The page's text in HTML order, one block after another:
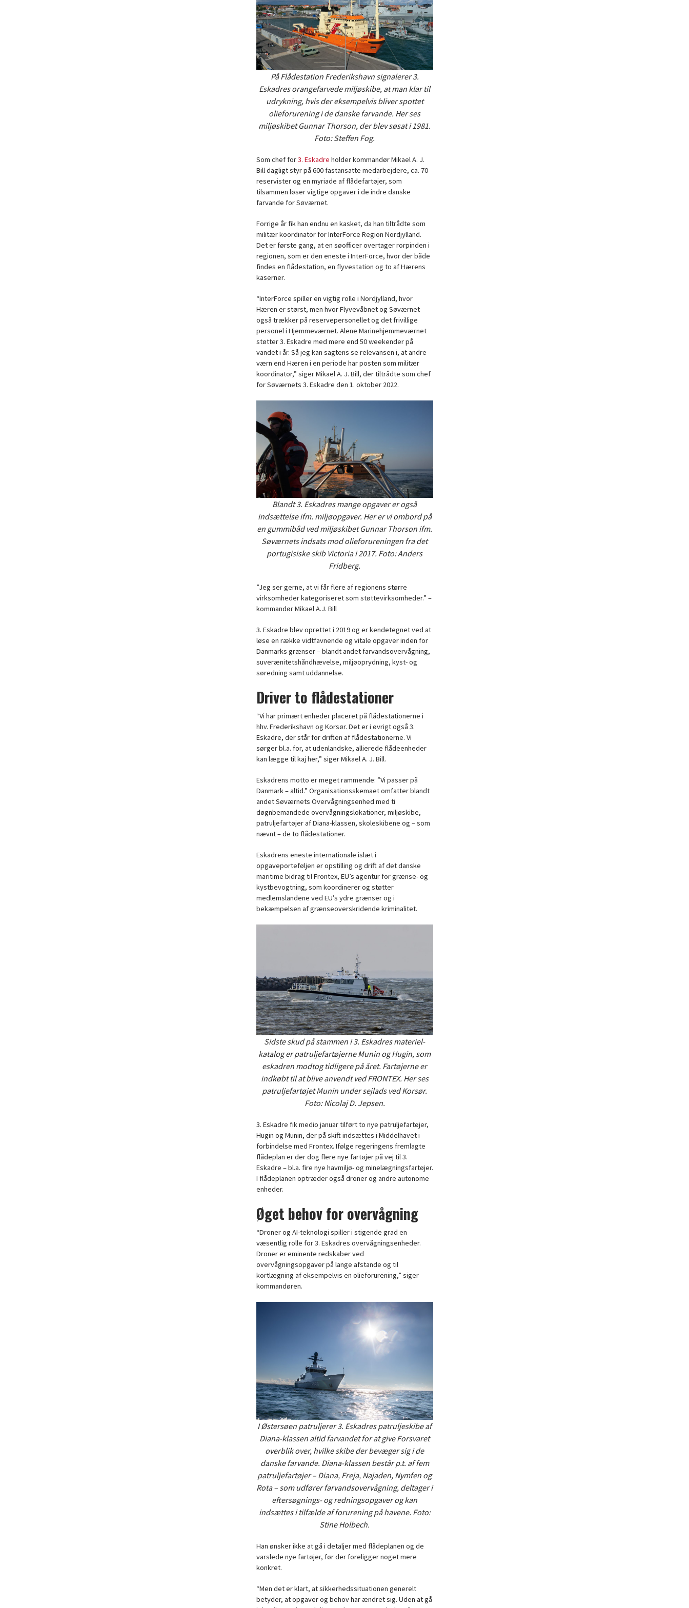
På Flådestation Frederikshavn signalerer 3.
Eskadres orangefarvede miljøskibe, at man klar til
udrykning, hvis der eksempelvis bliver spottet
olieforurening i de danske farvande. Her ses
miljøskibet Gunnar Thorson, der blev søsat i 1981.
Foto: Steffen Fog.
Som chef for3. Eskadre holder kommandør Mikael A. J.
Bill dagligt styr på 600 fastansatte medarbejdere, ca. 70
reservister og en myriade af flådefartøjer, som
tilsammen løser vigtige opgaver i de indre danske
farvande for Søværnet.
Forrige år fik han endnu en kasket, da han tiltrådte som
militær koordinator for InterForce Region Nordjylland.
Det er første gang, at en søofficer overtager rorpinden i
regionen, som er den eneste i InterForce, hvor der både
findes en flådestation, en flyvestation og to af Hærens
kaserner.
“InterForce spiller en vigtig rolle i Nordjylland, hvor
Hæren er størst, men hvor Flyvevåbnet og Søværnet
også trækker på reservepersonellet og det frivillige
personel i Hjemmeværnet. Alene Marinehjemmeværnet
støtter 3. Eskadre med mere end 50 weekender på
vandet i år. Så jeg kan sagtens se relevansen i, at andre
værn end Hæren i en periode har posten som militær
koordinator,” siger Mikael A. J. Bill, der tiltrådte som chef
for Søværnets 3. Eskadre den 1. oktober 2022.
Blandt 3. Eskadres mange opgaver er også
indsættelse ifm. miljøopgaver. Her er vi ombord på
en gummibåd ved miljøskibet Gunnar Thorson ifm.
Søværnets indsats mod olieforureningen fra det
portugisiske skib Victoria i 2017. Foto: Anders
Fridberg.
”Jeg ser gerne, at vi får flere af regionens større
virksomheder kategoriseret som støttevirksomheder.” –
kommandør Mikael A.J. Bill
3. Eskadre blev oprettet i 2019 og er kendetegnet ved at
løse en række vidtfavnende og vitale opgaver inden for
Danmarks grænser – blandt andet farvandsovervågning,
suverænitetshåndhævelse, miljøoprydning, kyst- og
søredning samt uddannelse.
Driver to flådestationer
“Vi har primært enheder placeret på flådestationerne i
hhv. Frederikshavn og Korsør. Det er i øvrigt også 3.
Eskadre, der står for driften af flådestationerne. Vi
sørger bl.a. for, at udenlandske, allierede flådeenheder
kan lægge til kaj her,” siger Mikael A. J. Bill.
Eskadrens motto er meget rammende: ”Vi passer på
Danmark – altid.” Organisationsskemaet omfatter blandt
andet Søværnets Overvågningsenhed med ti
døgnbemandede overvågningslokationer, miljøskibe,
patruljefartøjer af Diana-klassen, skoleskibene og – som
nævnt – de to flådestationer.
Eskadrens eneste internationale islæt i
opgaveporteføljen er opstilling og drift af det danske
maritime bidrag til Frontex, EU’s agentur for grænse- og
kystbevogtning, som koordinerer og støtter
medlemslandene ved EU’s ydre grænser og i
bekæmpelsen af grænseoverskridende kriminalitet.
Sidste skud på stammen i 3. Eskadres materiel-
katalog er patruljefartøjerne Munin og Hugin, som
eskadren modtog tidligere på året. Fartøjerne er
indkøbt til at blive anvendt ved FRONTEX. Her ses
patruljefartøjet Munin under sejlads ved Korsør.
Foto: Nicolaj D. Jepsen.
3. Eskadre fik medio januar tilført to nye patruljefartøjer,
Hugin og Munin, der på skift indsættes i Middelhavet i
forbindelse med Frontex. Ifølge regeringens fremlagte
flådeplan er der dog flere nye fartøjer på vej til 3.
Eskadre – bl.a. fire nye havmiljø- og minelægningsfartøjer.
I flådeplanen optræder også droner og andre autonome
enheder.
Øget behov for overvågning
“Droner og AI-teknologi spiller i stigende grad en
væsentlig rolle for 3. Eskadres overvågningsenheder.
Droner er eminente redskaber ved
overvågningsopgaver på lange afstande og til
kortlægning af eksempelvis en olieforurening,” siger
kommandøren.
I Østersøen patruljerer 3. Eskadres patruljeskibe af
Diana-klassen altid farvandet for at give Forsvaret
overblik over, hvilke skibe der bevæger sig i de
danske farvande. Diana-klassen består p.t. af fem
patruljefartøjer – Diana, Freja, Najaden, Nymfen og
Rota – som udfører farvandsovervågning, deltager i
eftersøgnings- og redningsopgaver og kan
indsættes i tilfælde af forurening på havene. Foto:
Stine Holbech.
Han ønsker ikke at gå i detaljer med flådeplanen og de
varslede nye fartøjer, før der foreligger noget mere
konkret.
“Men det er klart, at sikkerhedssituationen generelt
betyder, at opgaver og behov har ændret sig. Uden at gå